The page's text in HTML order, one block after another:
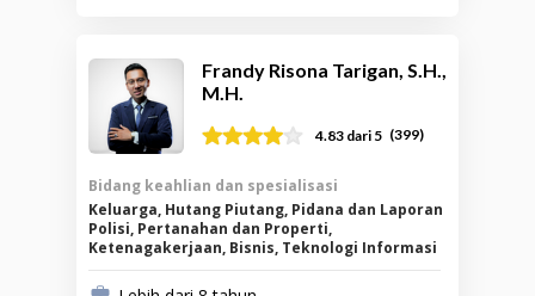
Frandy Risona Tarigan, S.H.,
M.H.
4.83 dari 5 (399)
Bidang keahlian dan spesialisasi
Keluarga, Hutang Piutang, Pidana dan Laporan
Polisi, Pertanahan dan Properti,
Ketenagakerjaan, Bisnis, Teknologi Informasi